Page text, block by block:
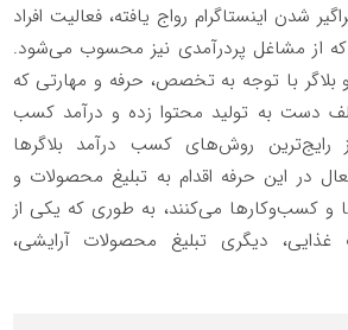
شدن اینستاگرام رواج یافته، فعالیت افراد
از مشاغل پردرآمدی نیز محسوب می‌شود.
با توجه به تخصص، حرفه و مهارتی که
دست به تولید محتوا زده و درآمد کسب
رایج‌ترین روش‌های کسب درآمد بلاگرها
در این حرفه اقدام به تبلیغ محصولات و
و کسب‌وکارها می‌کنند، به طوری که یکی از
غذایی، دیگری تبلیغ محصولات آرایشی،